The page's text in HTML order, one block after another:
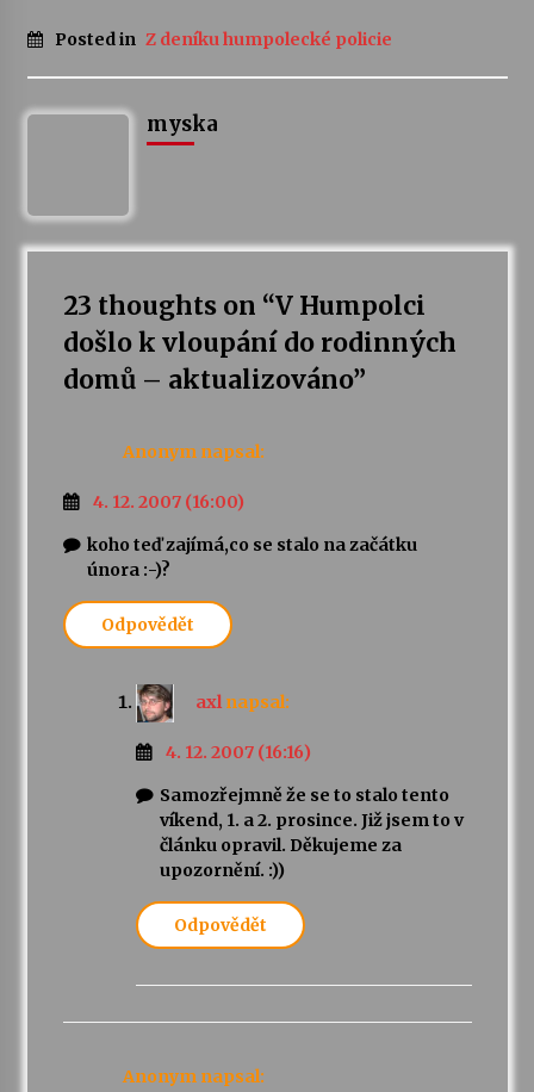
Petr Adamec – Malovaný svět
Posted in Z deníku humpolecké policie
myska
23 thoughts on “V Humpolci
došlo k vloupání do rodinných
domů – aktualizováno”
Anonym napsal:
4. 12. 2007 (16:00)
koho teď zajímá,co se stalo na začátku
února :-)?
Odpovědět
axl napsal:
4. 12. 2007 (16:16)
Samozřejmně že se to stalo tento
víkend, 1. a 2. prosince. Již jsem to v
článku opravil. Děkujeme za
upozornění. :))
Odpovědět
Anonym napsal: